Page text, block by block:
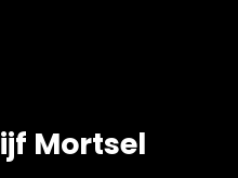
Mortsel